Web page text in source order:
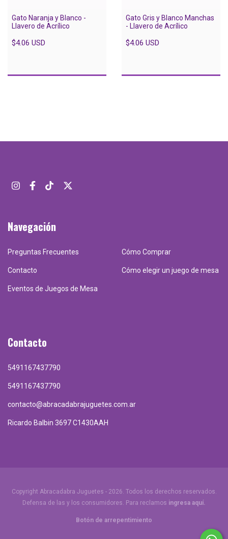
Gato Naranja y Blanco -
Llavero de Acrílico
$4.06 USD
Gato Gris y Blanco Manchas
- Llavero de Acrílico
$4.06 USD
Navegación
Preguntas Frecuentes Cómo Comprar
Contacto Cómo elegir un juego de mesa
Eventos de Juegos de Mesa
Contacto
5491167437790
5491167437790
contacto@abracadabrajuguetes.com.ar
Ricardo Balbin 3697 C1430AAH
Copyright Abracadabra Juguetes - 2026. Todos los derechos reservados.
Defensa de las y los consumidores. Para reclamos ingresa aquí.
Botón de arrepentimiento